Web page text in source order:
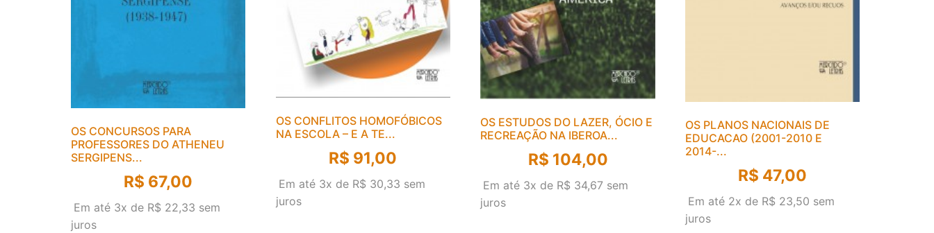
OS CONCURSOS PARA
PROFESSORES DO ATHENEU
SERGIPENS...
R$ 67,00
Em até 3x de R$ 22,33 sem
juros
OS CONFLITOS HOMOFÓBICOS
NA ESCOLA – E A TE...
R$ 91,00
Em até 3x de R$ 30,33 sem
juros
OS ESTUDOS DO LAZER, ÓCIO E
RECREAÇÃO NA IBEROA...
R$ 104,00
Em até 3x de R$ 34,67 sem
juros
OS PLANOS NACIONAIS DE
EDUCACAO (2001-2010 E
2014-...
R$ 47,00
Em até 2x de R$ 23,50 sem
juros